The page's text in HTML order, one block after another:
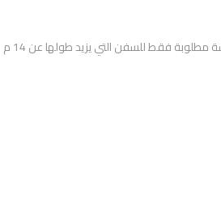
فقط للسفن التي يزيد طولها عن 14 م